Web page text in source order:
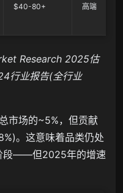
$40-80+ 高端
Research 2025估
行业报告(全行业
市场的~5%，但贡献
。这意味着品类仍处
段——但2025年的增速